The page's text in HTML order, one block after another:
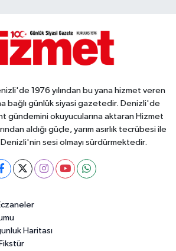
1976 yılından bu yana hizmet veren
bağlı günlük siyasi gazetedir. Denizli'de
gündemini okuyucularına aktaran Hizmet
aldığı güçle, yarım asırlık tecrübesi ile
sesi olmayı sürdürmektedir.
Haritası